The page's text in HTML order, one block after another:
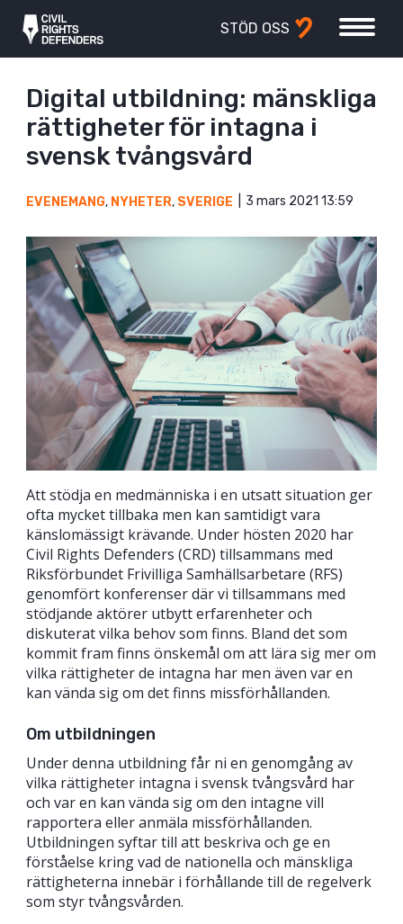
STÖD OSS
Digital utbildning: mänskliga
rättigheter för intagna i
svensk tvångsvård
EVENEMANG, NYHETER, SVERIGE 3 mars 2021 13:59
Att stödja en medmänniska i en utsatt situation ger
ofta mycket tillbaka men kan samtidigt vara
känslomässigt krävande. Under hösten 2020 har
Civil Rights Defenders (CRD) tillsammans med
Riksförbundet Frivilliga Samhällsarbetare (RFS)
genomfört konferenser där vi tillsammans med
stödjande aktörer utbytt erfarenheter och
diskuterat vilka behov som finns. Bland det som
kommit fram finns önskemål om att lära sig mer om
vilka rättigheter de intagna har men även var en
kan vända sig om det finns missförhållanden.
Om utbildningen
Under denna utbildning får ni en genomgång av
vilka rättigheter intagna i svensk tvångsvård har
och var en kan vända sig om den intagne vill
rapportera eller anmäla missförhållanden.
Utbildningen syftar till att beskriva och ge en
förståelse kring vad de nationella och mänskliga
rättigheterna innebär i förhållande till de regelverk
som styr tvångsvården.